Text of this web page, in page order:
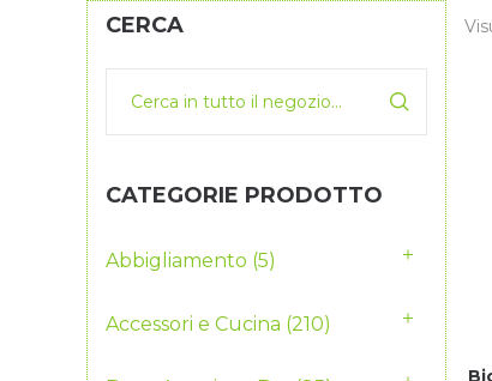
CERCA
CATEGORIE PRODOTTO
Abbigliamento (5)
Accessori e Cucina (210)